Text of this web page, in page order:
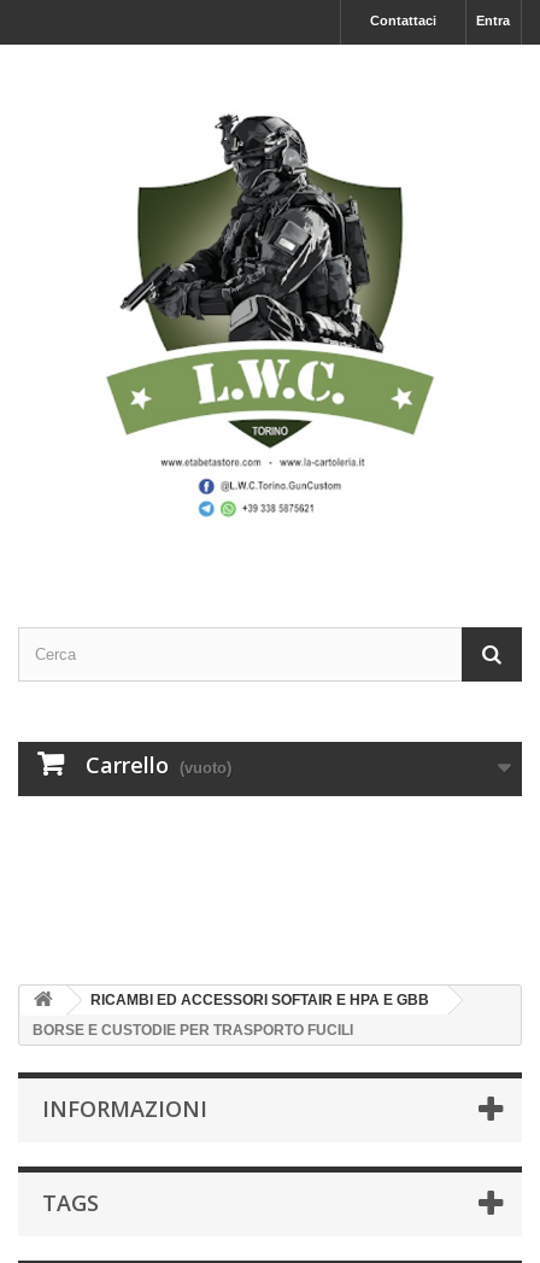
Entra
Contattaci
Carrello (vuoto)
RICAMBI ED ACCESSORI SOFTAIR E HPA E GBB
BORSE E CUSTODIE PER TRASPORTO FUCILI
INFORMAZIONI
TAGS